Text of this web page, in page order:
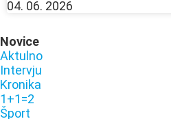
04. 06. 2026
Novice
Aktulno
Intervju
Kronika
1+1=2
Šport